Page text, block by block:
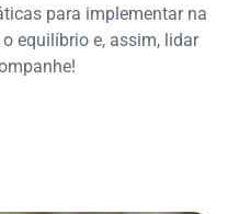
para implementar na
equilíbrio e, assim, lidar